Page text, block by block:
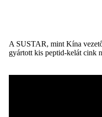
A SUSTAR, mint Kína
gyártott kis peptid-kelát cink